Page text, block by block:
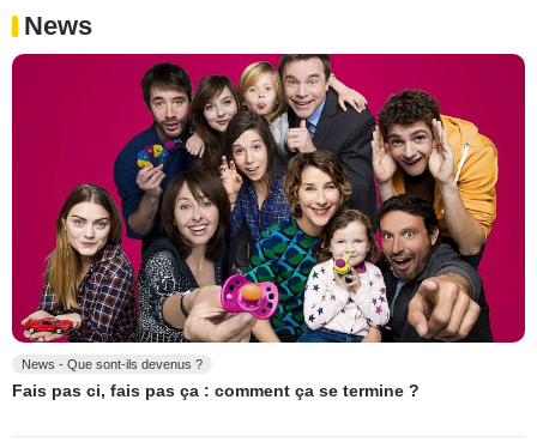
News
News - Que sont-ils devenus ?
Fais pas ci, fais pas ça : comment ça se termine ?